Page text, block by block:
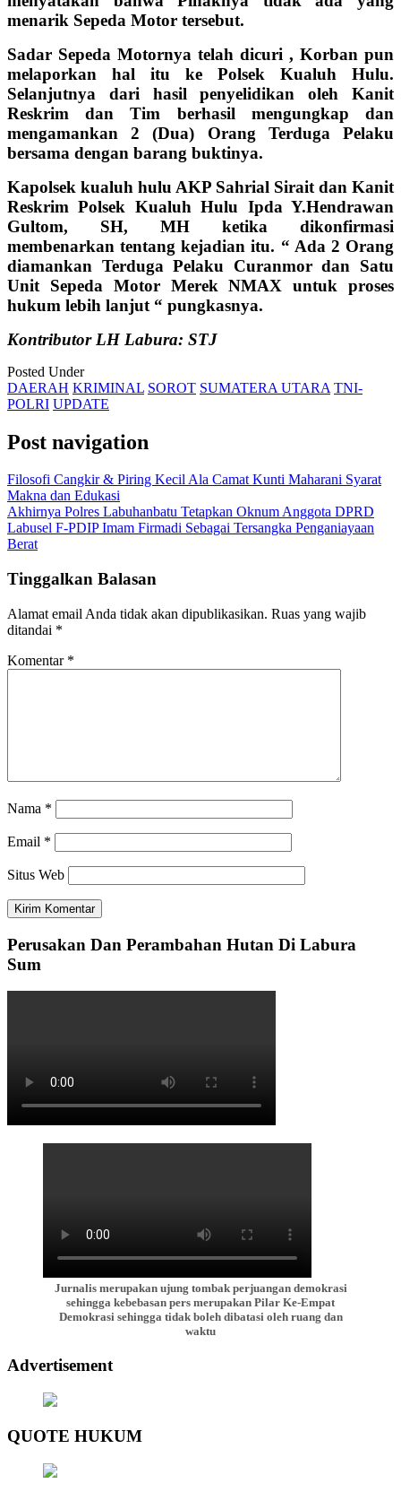
menarik Sepeda Motor tersebut.
Sadar Sepeda Motornya telah dicuri , Korban pun
melaporkan hal itu ke Polsek Kualuh Hulu.
Selanjutnya dari hasil penyelidikan oleh Kanit
Reskrim dan Tim berhasil mengungkap dan
mengamankan 2 (Dua) Orang Terduga Pelaku
bersama dengan barang buktinya.
Kapolsek kualuh hulu AKP Sahrial Sirait dan Kanit
Reskrim Polsek Kualuh Hulu Ipda Y.Hendrawan
Gultom, SH, MH ketika dikonfirmasi
membenarkan tentang kejadian itu. “ Ada 2 Orang
diamankan Terduga Pelaku Curanmor dan Satu
Unit Sepeda Motor Merek NMAX untuk proses
hukum lebih lanjut “ pungkasnya.
Kontributor LH Labura: STJ
Posted Under
DAERAH KRIMINAL SOROT SUMATERA UTARA TNI-
POLRI UPDATE
Post navigation
Filosofi Cangkir & Piring Kecil Ala Camat Kunti Maharani Syarat
Makna dan Edukasi
Akhirnya Polres Labuhanbatu Tetapkan Oknum Anggota DPRD
Labusel F-PDIP Imam Firmadi Sebagai Tersangka Penganiayaan
Berat
Tinggalkan Balasan
Alamat email Anda tidak akan dipublikasikan. Ruas yang wajib
ditandai *
Komentar *
Nama *
Email *
Situs Web
Perusakan Dan Perambahan Hutan Di Labura
Sum
Jurnalis merupakan ujung tombak perjuangan demokrasi
sehingga kebebasan pers merupakan Pilar Ke-Empat
Demokrasi sehingga tidak boleh dibatasi oleh ruang dan
waktu
Advertisement
QUOTE HUKUM